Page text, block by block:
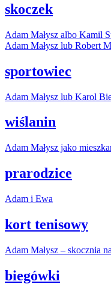
skoczek
Adam Małysz albo Kamil
Adam Małysz lub Robert
sportowiec
Adam Małysz lub Karol
wiślanin
Adam Małysz jako
prarodzice
Adam i Ewa
kort tenisowy
Adam Małysz – skocznia
biegówki